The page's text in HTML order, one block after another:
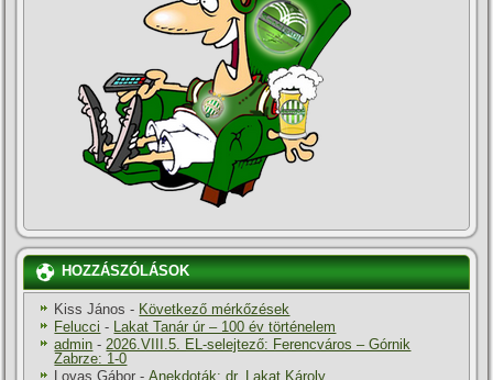
HOZZÁSZÓLÁSOK
Kiss János - Következő mérkőzések
Felucci - Lakat Tanár úr – 100 év történelem
admin -2026.VIII.5. EL-selejtező: Ferencváros – Górnik
Zabrze: 1-0
Lovas Gábor -Anekdoták: dr. Lakat Károly